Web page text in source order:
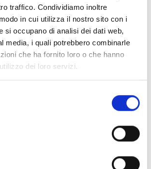
traffico. Condividiamo inoltre
in cui utilizza il nostro sito con i
si occupano di analisi dei dati web,
media, i quali potrebbero combinarle
che ha fornito loro o che hanno
dei loro servizi.
complessiva:1.000.000 Euro
60.000 Euro
100%
per gli aggiornamenti e le